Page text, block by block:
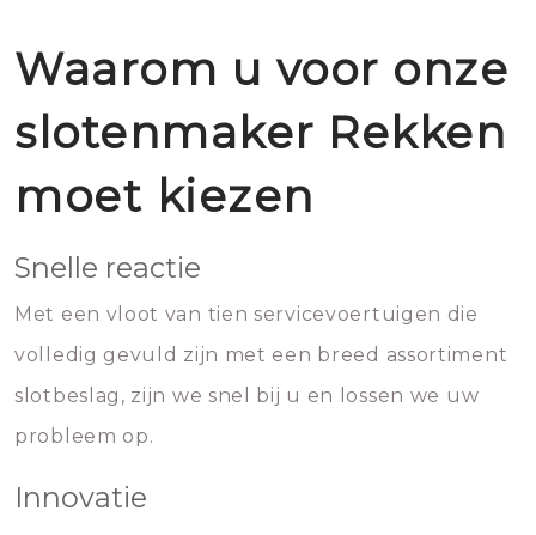
Waarom u voor onze
slotenmaker Rekken
moet kiezen
Snelle reactie
Met een vloot van tien servicevoertuigen die
volledig gevuld zijn met een breed assortiment
slotbeslag, zijn we snel bij u en lossen we uw
probleem op.
Innovatie